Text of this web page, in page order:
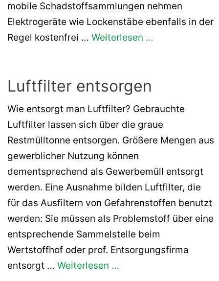
mobile Schadstoffsammlungen nehmen
Elektrogeräte wie Lockenstäbe ebenfalls in der
Regel kostenfrei … Weiterlesen …
Luftfilter entsorgen
Wie entsorgt man Luftfilter? Gebrauchte
Luftfilter lassen sich über die graue
Restmülltonne entsorgen. Größere Mengen aus
gewerblicher Nutzung können
dementsprechend als Gewerbemüll entsorgt
werden. Eine Ausnahme bilden Luftfilter, die
für das Ausfiltern von Gefahrenstoffen benutzt
werden: Sie müssen als Problemstoff über eine
entsprechende Sammelstelle beim
Wertstoffhof oder prof. Entsorgungsfirma
entsorgt … Weiterlesen …